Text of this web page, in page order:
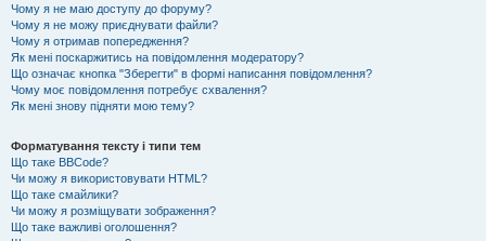
Чому я не маю доступу до форуму?
Чому я не можу приєднувати файли?
Чому я отримав попередження?
Як мені поскаржитись на повідомлення модератору?
Що означає кнопка "Зберегти" в формі написання повідомлення?
Чому моє повідомлення потребує схвалення?
Як мені знову підняти мою тему?
Форматування тексту і типи тем
Що таке BBCode?
Чи можу я використовувати HTML?
Що таке смайлики?
Чи можу я розміщувати зображення?
Що таке важливі оголошення?